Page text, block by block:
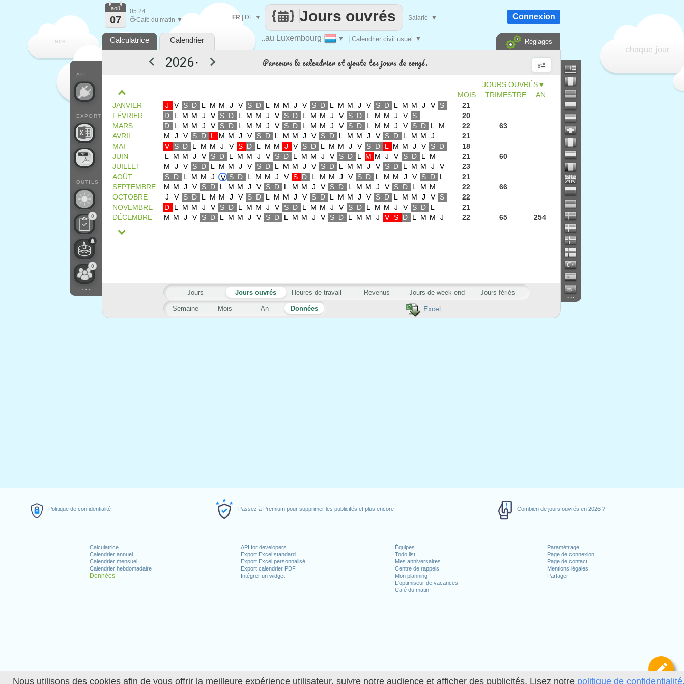
Nous utilisons des cookies afin de vous offrir la meilleure expérience utilisateur, suivre notre audience et afficher des publicités. Lisez notre politique de
Politique de confidentialité Passez à Premium pour supprimer les publicités et plus encore Combien de jours ouvrés en 2026 ?
Calculatrice
Calendrier annuel
Calendrier mensuel
Calendrier hebdomadaire
Données
API for developers
Export Excel standard
Export Excel personnalisé
Export calendrier PDF
Intégrer un widget
Équipes
Todo list
Mes anniversaires
Centre de rappels
Mon planning
L'optimiseur de vacances
Café du matin
Paramétrage
Page de connexion
Page de contact
Mentions légales
Partager
Faire
chaque jour
..au Luxembourg ▼ | Calendrier civil usuel ▼
Jours ouvrés
FR| DE ▼ Salarié ▼
API
EXPORT
OUTILS
0
0
...
aoû
07
05:24
☕Café du matin ▼ Connexion
Calculatrice Calendrier Réglages
...
Excel
▼
MOIS
TRIMESTRE AN
▼ Parcours le calendrier et ajoute tes jours de congé.
JANVIER J V S D L M M J V S D L M M J V S D L M M J V S D L M M J V S
21
FÉVRIER
D L M M J V S D L M M J V S D L M M J V S D L M M J V S
20
MARS
D L M M J V S D L M M J V S D L M M J V S D L M M J V S D L M 22
63
AVRIL
M J V S D L M M J V S D L M M J V S D L M M J V S D L M M J
21
MAI
V S D L M M J V S D L M M J V S D L M M J V S D L M M J V S D
18
JUIN
L M M J V S D L M M J V S D L M M J V S D L M M J V S D L M 21
60
JUILLET
M J V S D L M M J V S D L M M J V S D L M M J V S D L M M J V
23
AOÛT
S D L M M J V S D L M M J V S D L M M J V S D L M M J V S D L
21
SEPTEMBRE
M M J V S D L M M J V S D L M M J V S D L M M J V S D L M M 22
66
OCTOBRE
J V S D L M M J V S D L M M J V S D L M M J V S D L M M J V S
22
NOVEMBRE
D L M M J V S D L M M J V S D L M M J V S D L M M J V S D L
21
DÉCEMBRE
M M J V S D L M M J V S D L M M J V S D L M M J V S D L M M J 22 65 254
Semaine Mois An Données
Jours Jours ouvrés Heures de travail Revenus Jours de week-end Jours fériés